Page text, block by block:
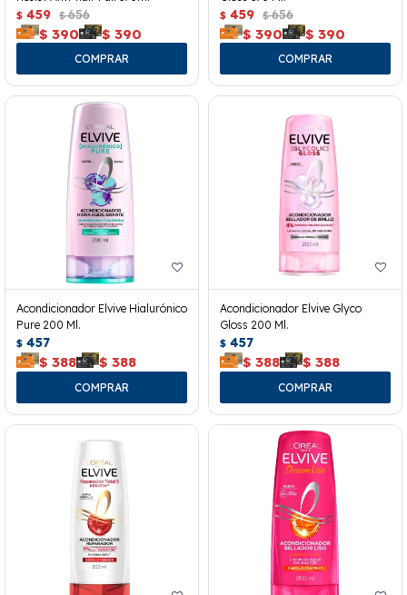
$ 459 $ 656
$ 390 $ 390
$ 459 $ 656
$ 390 $ 390
Acondicionador Elvive Hialurónico
Pure 200 Ml.
$ 457
$ 388 $ 388
Acondicionador Elvive Glyco
Gloss 200 Ml.
$ 457
$ 388 $ 388